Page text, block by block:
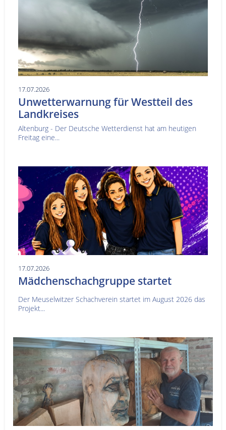
17.07.2026
Unwetterwarnung für Westteil des
Landkreises
Altenburg - Der Deutsche Wetterdienst hat am heutigen
Freitag eine...
17.07.2026
Mädchenschachgruppe startet
Der Meuselwitzer Schachverein startet im August 2026 das
Projekt...